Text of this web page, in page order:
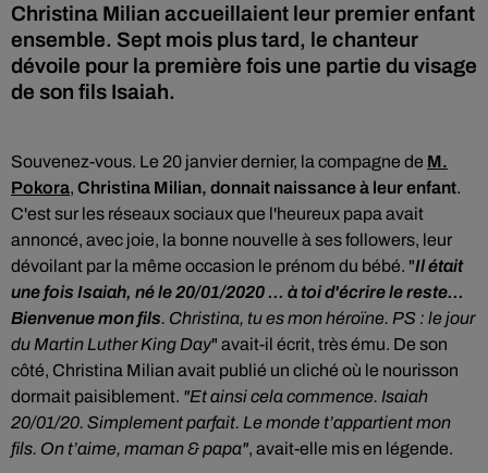
Christina Milian accueillaient leur premier enfant
ensemble. Sept mois plus tard, le chanteur
dévoile pour la première fois une partie du visage
de son fils Isaiah.
Souvenez-vous. Le 20 janvier dernier, la compagne de M.
Pokora, Christina Milian, donnait naissance à leur enfant.
C'est sur les réseaux sociaux que l'heureux papa avait
annoncé, avec joie, la bonne nouvelle à ses followers, leur
dévoilant par la même occasion le prénom du bébé. "Il était
une fois Isaiah, né le 20/01/2020 ... à toi d'écrire le reste...
Bienvenue mon fils. Christina, tu es mon héroïne. PS : le jour
du Martin Luther King Day" avait-il écrit, très ému. De son
côté, Christina Milian avait publié un cliché où le nourisson
dormait paisiblement. "Et ainsi cela commence. Isaiah
20/01/20. Simplement parfait. Le monde t’appartient mon
fils. On t’aime, maman & papa", avait-elle mis en légende.